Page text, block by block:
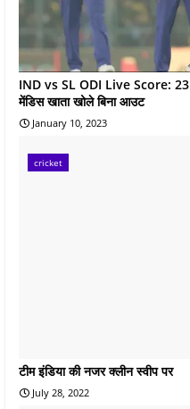
IND vs SL ODI Live Score: 23
मेंडिस खाता खोले बिना आउट
January 10, 2023
cricket
टीम इंडिया की नजर क्लीन स्वीप पर
July 28, 2022